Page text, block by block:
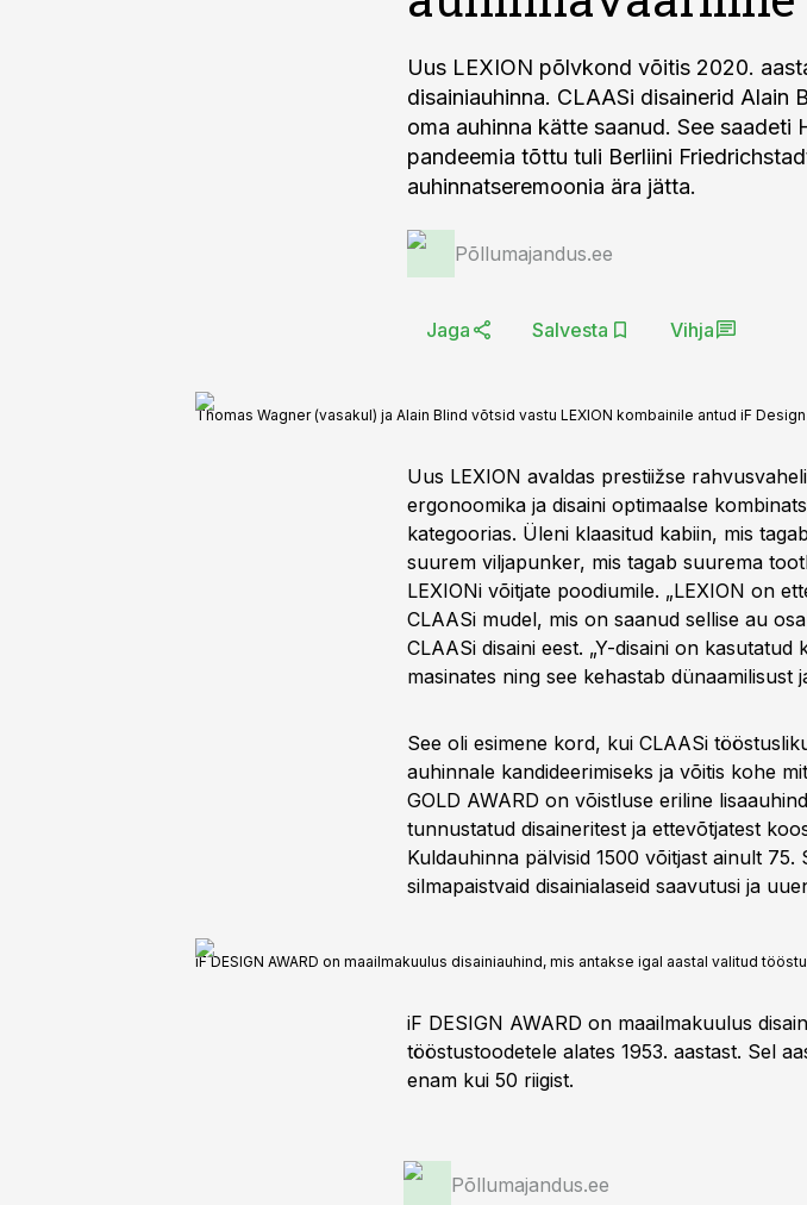
Uus LEXION põlvkond võitis 2020.
disainiauhinna. CLAASi disainerid Alain
oma auhinna kätte saanud. See saadeti
pandeemia tõttu tuli Berliini
auhinnatseremoonia ära jätta.
Põllumajandus.ee
Jaga Salvesta Vihja
Thomas Wagner (vasakul) ja Alain Blind võtsid vastu LEXION kombainile antud iF Design
Uus LEXION avaldas prestiižse
ergonoomika ja disaini optimaalse
kategoorias. Üleni klaasitud kabiin, mis
suurem viljapunker, mis tagab suurema
LEXIONi võitjate poodiumile. „LEXION on
CLAASi mudel, mis on saanud sellise au
CLAASi disaini eest. „Y-disaini on
masinates ning see kehastab dünaamilisust
See oli esimene kord, kui CLAASi
auhinnale kandideerimiseks ja võitis kohe
GOLD AWARD on võistluse eriline
tunnustatud disaineritest ja ettevõtjatest
Kuldauhinna pälvisid 1500 võitjast ainult 75.
silmapaistvaid disainialaseid saavutusi ja
iF DESIGN AWARD on maailmakuulus disainiauhind, mis antakse igal aastal valitud
iF DESIGN AWARD on maailmakuulus
tööstustoodetele alates 1953. aastast. Sel
enam kui 50 riigist.
Põllumajandus.ee